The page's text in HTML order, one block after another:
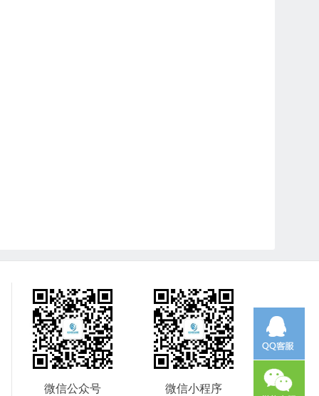
微信公众号 微信小程序